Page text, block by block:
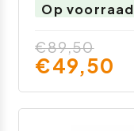
Op voorraad
€89,50
€49,50